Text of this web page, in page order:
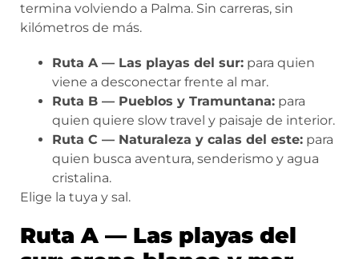
termina volviendo a Palma. Sin carreras, sin
kilómetros de más.
Ruta A — Las playas del sur: para quien
viene a desconectar frente al mar.
Ruta B — Pueblos y Tramuntana: para
quien quiere slow travel y paisaje de interior.
Ruta C — Naturaleza y calas del este: para
quien busca aventura, senderismo y agua
cristalina.
Elige la tuya y sal.
Ruta A — Las playas del